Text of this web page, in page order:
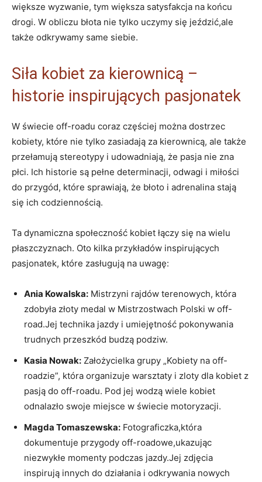
większe wyzwanie, tym większa satysfakcja na końcu
drogi. W obliczu błota nie tylko uczymy się jeździć,ale
także odkrywamy same siebie.
Siła kobiet za kierownicą –
historie inspirujących pasjonatek
W świecie off-roadu coraz częściej można dostrzec
kobiety, które nie tylko zasiadają za kierownicą, ale także
przełamują stereotypy i udowadniają, że pasja nie zna
płci. Ich historie są pełne determinacji, odwagi i miłości
do przygód, które sprawiają, że błoto i adrenalina stają
się ich codziennością.
Ta dynamiczna społeczność kobiet łączy się na wielu
płaszczyznach. Oto kilka przykładów inspirujących
pasjonatek, które zasługują na uwagę:
Ania Kowalska: Mistrzyni rajdów terenowych, która
zdobyła złoty medal w Mistrzostwach Polski w off-
road.Jej technika jazdy i umiejętność pokonywania
trudnych przeszkód budzą podziw.
Kasia Nowak: Założycielka grupy „Kobiety na off-
roadzie”, która organizuje warsztaty i zloty dla kobiet z
pasją do off-roadu. Pod jej wodzą wiele kobiet
odnalazło swoje miejsce w świecie motoryzacji.
Magda Tomaszewska: Fotograficzka,która
dokumentuje przygody off-roadowe,ukazując
niezwykłe momenty podczas jazdy.Jej zdjęcia
inspirują innych do działania i odkrywania nowych